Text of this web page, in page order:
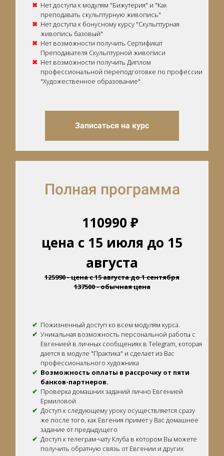
Нет доступа к модулям "Бижутерия" и "Как
преподавать скульптурную живопись"
Нет доступа к бонусному курсу "Скульптурная
живопись базовый"
Нет возможности получить Сертификат
Преподавателя Скульптурной живописи
Нет возможности получить Диплом
профессиональной переподготовке по профессии
"Художественное образование"
Записаться на курс
Полная программа
110990 ₽
цена с 15 июля до 15
августа
125990 - цена с 15 августа до 1 сентября
137500 - обычная цена
Пожизненный доступ ко всем модулям курса.
Уникальная возможность персональной работы с
Евгенией в личных сообщениях в Telegram, которая
дается в модуле "Практика" и сделает из Вас
профессионального художника
Возможность оплаты в рассрочку от пяти
банков-партнеров.
Проверка домашних заданий лично Евгенией
Ермиловой
Доступ к следующему уроку осуществляется сразу
же после того, как Евгения примет у Вас домашнее
задание от предыдущего
Доступ к телеграм-чату Клуба в котором Вы можете
получить обратную связь от Евгении и других